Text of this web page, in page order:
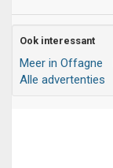
Ook interessant
Meer in Offagne
Alle advertenties